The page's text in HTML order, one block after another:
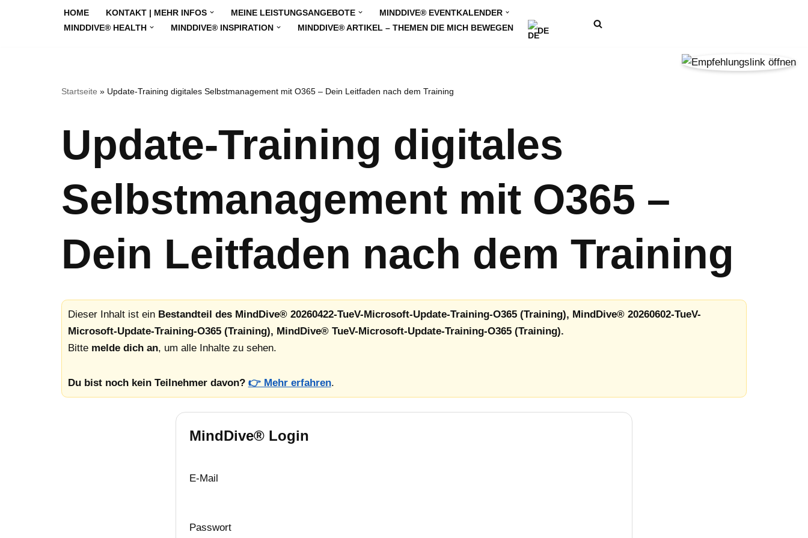
HOME KONTAKT | MEHR INFOS MEINE LEISTUNGSANGEBOTE
MINDDIVE® EVENTKALENDER
MINDDIVE® HEALTH
MINDDIVE® INSPIRATION MINDDIVE® ARTIKEL – THEMEN DIE MICH BEWEGEN DE
Startseite » Update-Training digitales Selbstmanagement mit O365 – Dein Leitfaden nach dem Training
Update-Training digitales
Selbstmanagement mit O365 –
Dein Leitfaden nach dem Training
Dieser Inhalt ist ein Bestandteil des MindDive® 20260422-TueV-Microsoft-Update-Training-O365 (Training), MindDive® 20260602-TueV-
Microsoft-Update-Training-O365 (Training), MindDive® TueV-Microsoft-Update-Training-O365 (Training).
Bitte melde dich an, um alle Inhalte zu sehen.
Du bist noch kein Teilnehmer davon? 👉 Mehr erfahren.
MindDive® Login
E-Mail
Passwort